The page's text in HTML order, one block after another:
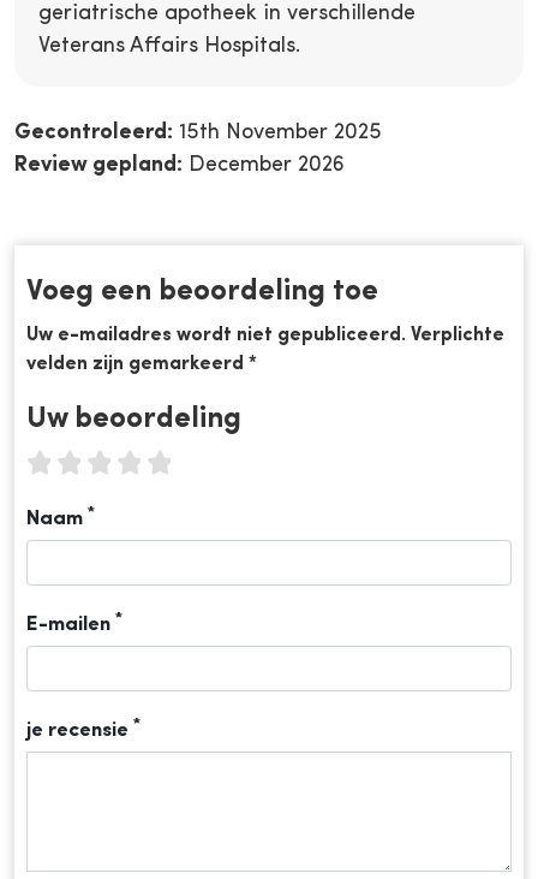
geriatrische apotheek in verschillende
Veterans Affairs Hospitals.
Gecontroleerd: 15th November 2025
Review gepland: December 2026
Voeg een beoordeling toe
Uw e-mailadres wordt niet gepubliceerd. Verplichte
velden zijn gemarkeerd *
Uw beoordeling
4 stars
3 stars
2 stars
1 star
Naam *
E-mailen *
je recensie *